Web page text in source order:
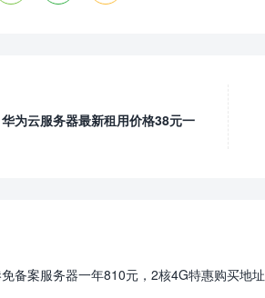
为云服务器最新租用价格38元一
备案服务器一年810元，2核4G特惠购买地址